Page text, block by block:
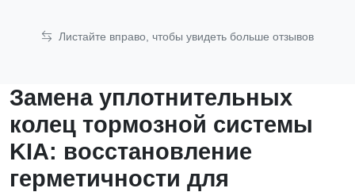
Листайте вправо, чтобы увидеть больше отзывов
Замена уплотнительных
колец тормозной системы
KIA: восстановление
герметичности для